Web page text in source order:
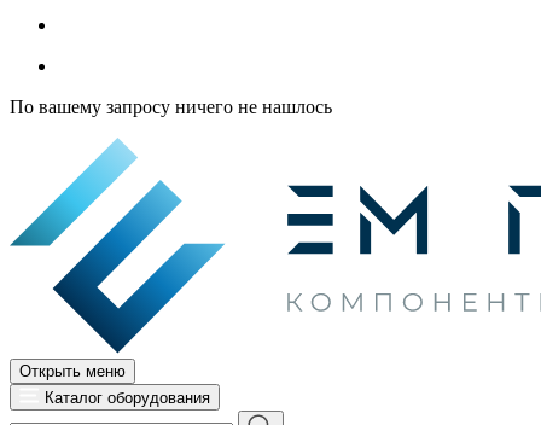
По вашему запросу ничего не нашлось
Открыть меню
Каталог оборудования